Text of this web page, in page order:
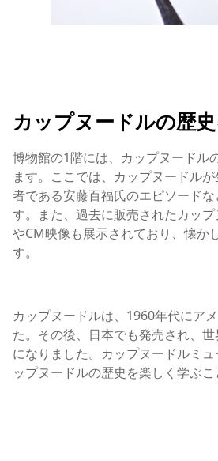
カップヌードルの歴
博物館の1階には、カップヌードル
ます。ここでは、カップヌードル
者である安藤百福氏のエピソード
す。また、過去に販売されたカッ
やCM映像も展示されており、懐か
す。
カップヌードルは、1960年代にア
た。その後、日本でも発売され、
になりました。カップヌードルミ
ップヌードルの歴史を楽しく学ぶこ